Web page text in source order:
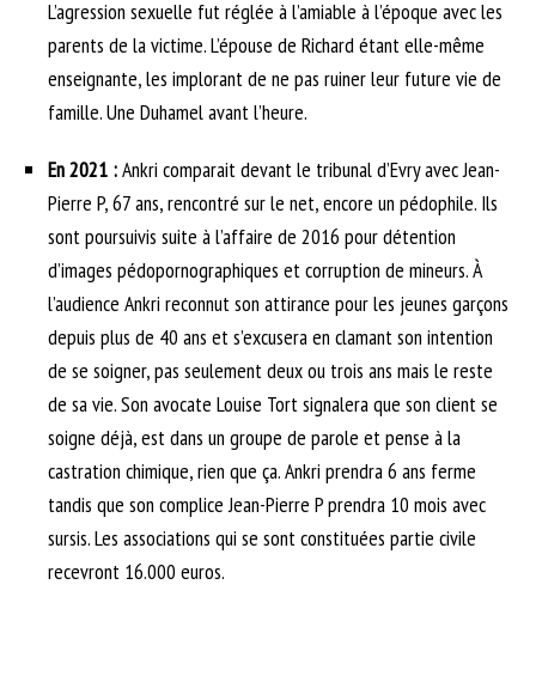
L’agression sexuelle fut réglée à l’amiable à l’époque avec les
parents de la victime. L’épouse de Richard étant elle-même
enseignante, les implorant de ne pas ruiner leur future vie de
famille. Une Duhamel avant l’heure.
En 2021 :Ankri comparait devant le tribunal d’Evry avec Jean-
Pierre P, 67 ans, rencontré sur le net, encore un pédophile. Ils
sont poursuivis suite à l’affaire de 2016 pour détention
d’images pédopornographiques et corruption de mineurs. À
l’audience Ankri reconnut son attirance pour les jeunes garçons
depuis plus de 40 ans et s’excusera en clamant son intention
de se soigner, pas seulement deux ou trois ans mais le reste
de sa vie. Son avocate Louise Tort signalera que son client se
soigne déjà, est dans un groupe de parole et pense à la
castration chimique, rien que ça. Ankri prendra 6 ans ferme
tandis que son complice Jean-Pierre P prendra 10 mois avec
sursis. Les associations qui se sont constituées partie civile
recevront 16.000 euros.